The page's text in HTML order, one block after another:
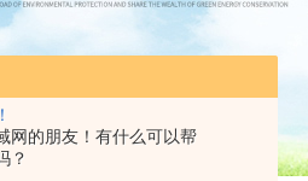
网的朋友！有什么可以帮
？